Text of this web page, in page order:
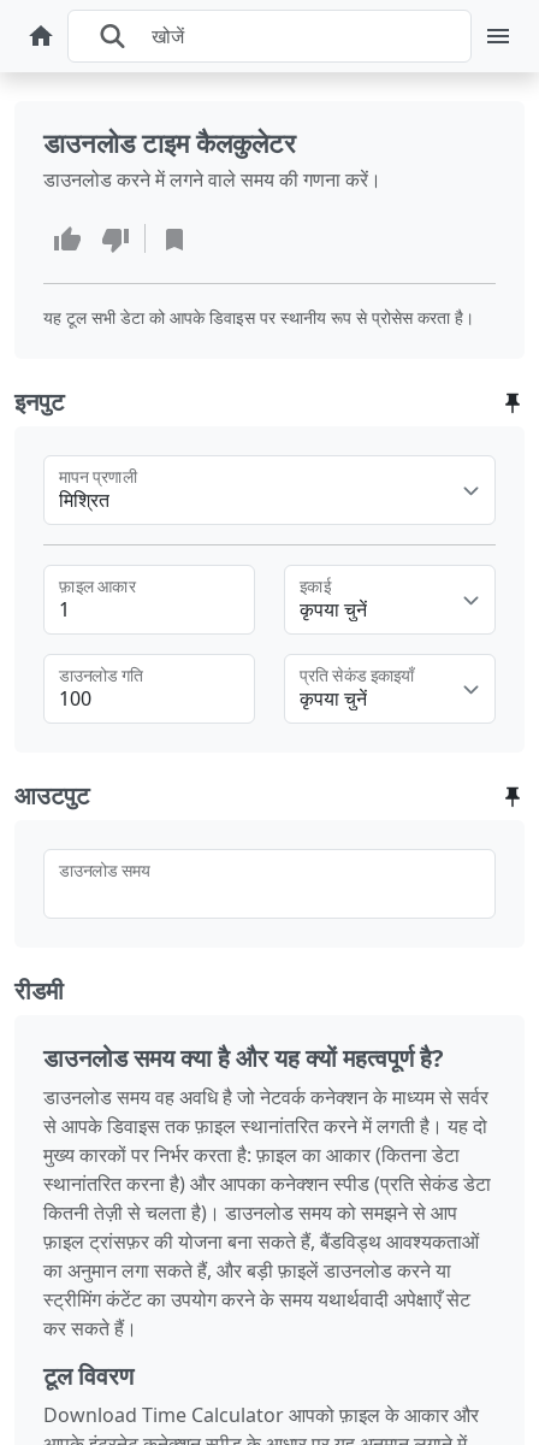
डाउनलोड टाइम कैलकुलेटर
डाउनलोड करने में लगने वाले समय की गणना करें।
यह टूल सभी डेटा को आपके डिवाइस पर स्थानीय रूप से प्रोसेस करता है।
इनपुट
मिश्रित
मापन प्रणाली
फ़ाइल आकार
कृपया चुनें
इकाई
डाउनलोड गति
कृपया चुनें
प्रति सेकंड इकाइयाँ
आउटपुट
डाउनलोड समय
रीडमी
डाउनलोड समय क्या है और यह क्यों महत्वपूर्ण है?
डाउनलोड समय वह अवधि है जो नेटवर्क कनेक्शन के माध्यम से सर्वर
से आपके डिवाइस तक फ़ाइल स्थानांतरित करने में लगती है। यह दो
मुख्य कारकों पर निर्भर करता है: फ़ाइल का आकार (कितना डेटा
स्थानांतरित करना है) और आपका कनेक्शन स्पीड (प्रति सेकंड डेटा
कितनी तेज़ी से चलता है)। डाउनलोड समय को समझने से आप
फ़ाइल ट्रांसफ़र की योजना बना सकते हैं, बैंडविड्थ आवश्यकताओं
का अनुमान लगा सकते हैं, और बड़ी फ़ाइलें डाउनलोड करने या
स्ट्रीमिंग कंटेंट का उपयोग करने के समय यथार्थवादी अपेक्षाएँ सेट
कर सकते हैं।
टूल विवरण
Download Time Calculator आपको फ़ाइल के आकार और